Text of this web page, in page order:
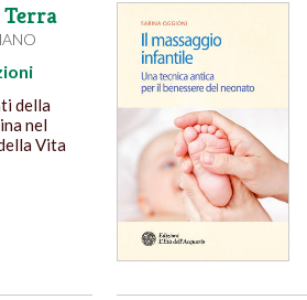
Terra
della
nel
Vita